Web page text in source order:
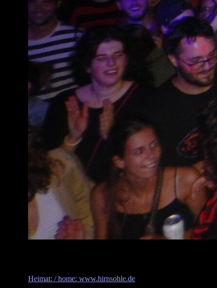
Heimat: / home: www.hirnsohle.de